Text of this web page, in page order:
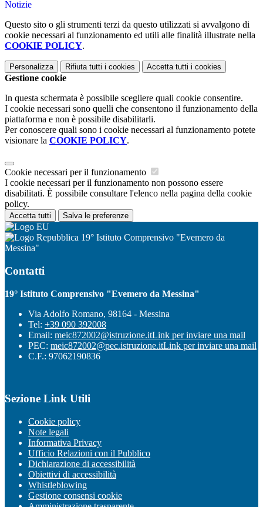
Notizie
Questo sito o gli strumenti terzi da questo utilizzati si avvalgono di
cookie necessari al funzionamento ed utili alle finalità illustrate nella
COOKIE POLICY.
Personalizza Rifiuta tutti i cookies Accetta tutti i cookies
Gestione cookie
In questa schermata è possibile scegliere quali cookie consentire.
I cookie necessari sono quelli che consentono il funzionamento della
piattaforma e non è possibile disabilitarli.
Per conoscere quali sono i cookie necessari al funzionamento potete
visionare la COOKIE POLICY.
Cookie necessari per il funzionamento
I cookie necessari per il funzionamento non possono essere
disabilitati. È possibile consultare l'elenco nella pagina della cookie
policy.
Accetta tutti Salva le preferenze
19° Istituto Comprensivo "Evemero da
Messina"
Contatti
19° Istituto Comprensivo "Evemero da Messina"
Via Adolfo Romano, 98164 - Messina
Tel: +39 090 392008
Email: meic872002@istruzione.itLink per inviare una mail
PEC: meic872002@pec.istruzione.itLink per inviare una mail
C.F.: 97062190836
Sezione Link Utili
Cookie policy
Note legali
Informativa Privacy
Ufficio Relazioni con il Pubblico
Dichiarazione di accessibilità
Obiettivi di accessibilità
Whistleblowing
Gestione consensi cookie